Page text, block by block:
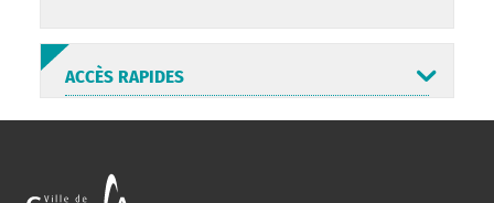
ACCÈS RAPIDES